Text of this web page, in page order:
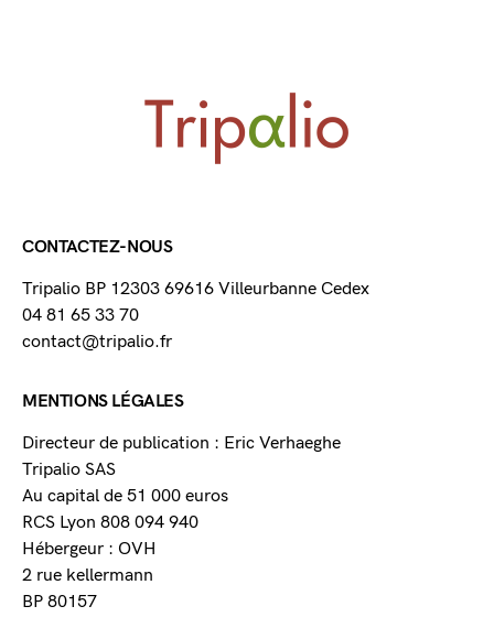
CONTACTEZ-NOUS
Tripalio BP 12303 69616 Villeurbanne Cedex
04 81 65 33 70
contact@tripalio.fr
MENTIONS LÉGALES
Directeur de publication : Eric Verhaeghe
Tripalio SAS
Au capital de 51 000 euros
RCS Lyon 808 094 940
Hébergeur : OVH
2 rue kellermann
BP 80157